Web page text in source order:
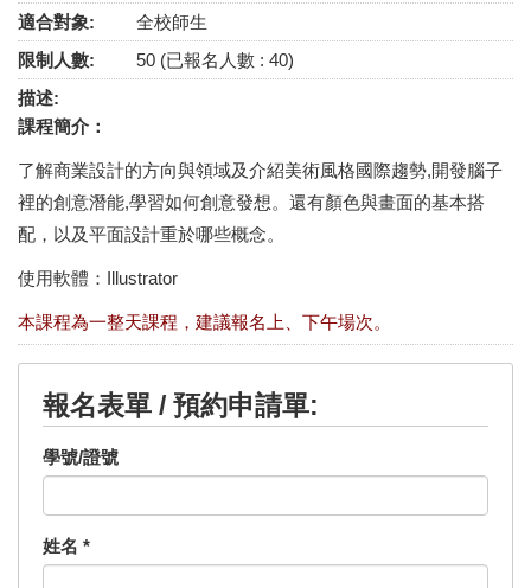
適合對象:
全校師生
限制人數:
50 (已報名人數 : 40)
描述:
課程簡介：
了解商業設計的方向與領域及介紹美術風格國際趨勢,開發腦子
裡的創意潛能,學習如何創意發想。還有顏色與畫面的基本搭
配，以及平面設計重於哪些概念。
使用軟體：Illustrator
本課程為一整天課程，建議報名上、下午場次。
報名表單 / 預約申請單:
學號/證號
姓名 *